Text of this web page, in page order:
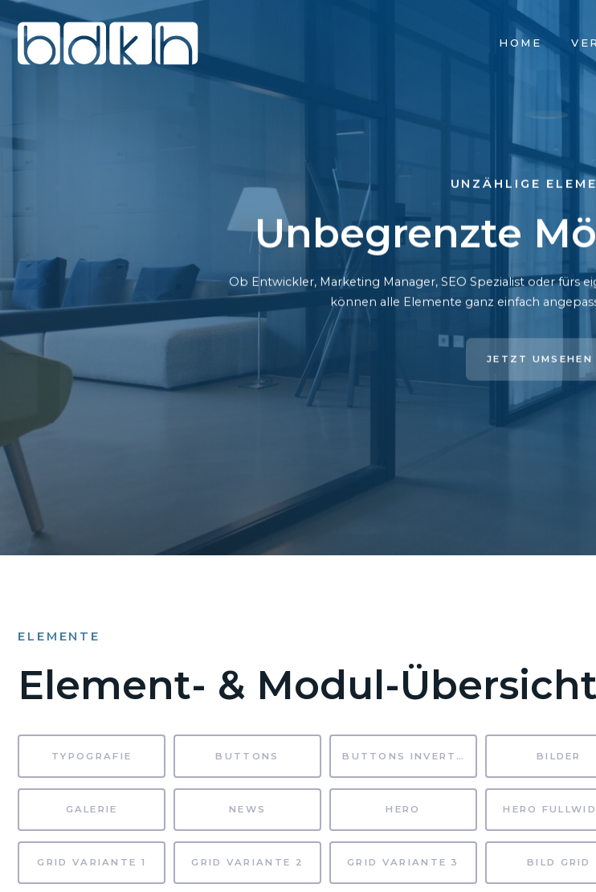
NAVIGATION
HOME
UNZÄHLIGE
Unbegrenzte
Ob Entwickler, Marketing Manager, SEO Spezialist oder fürs
können alle Elemente ganz einfach
JETZT UMSEHEN
ELEMENTE
Element- & Modul-Übersicht
TYPOGRAFIE BUTTONS BUTTONS INVERTIERT BILDER
GALERIE NEWS HERO HERO
GRID VARIANTE 1 GRID VARIANTE 2 GRID VARIANTE 3 BILD GRID